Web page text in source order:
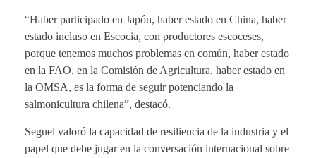
“Haber participado en Japón, haber estado en China, haber
estado incluso en Escocia, con productores escoceses,
porque tenemos muchos problemas en común, haber estado
en la FAO, en la Comisión de Agricultura, haber estado en
la OMSA, es la forma de seguir potenciando la
salmonicultura chilena”, destacó.
Seguel valoró la capacidad de resiliencia de la industria y el
papel que debe jugar en la conversación internacional sobre